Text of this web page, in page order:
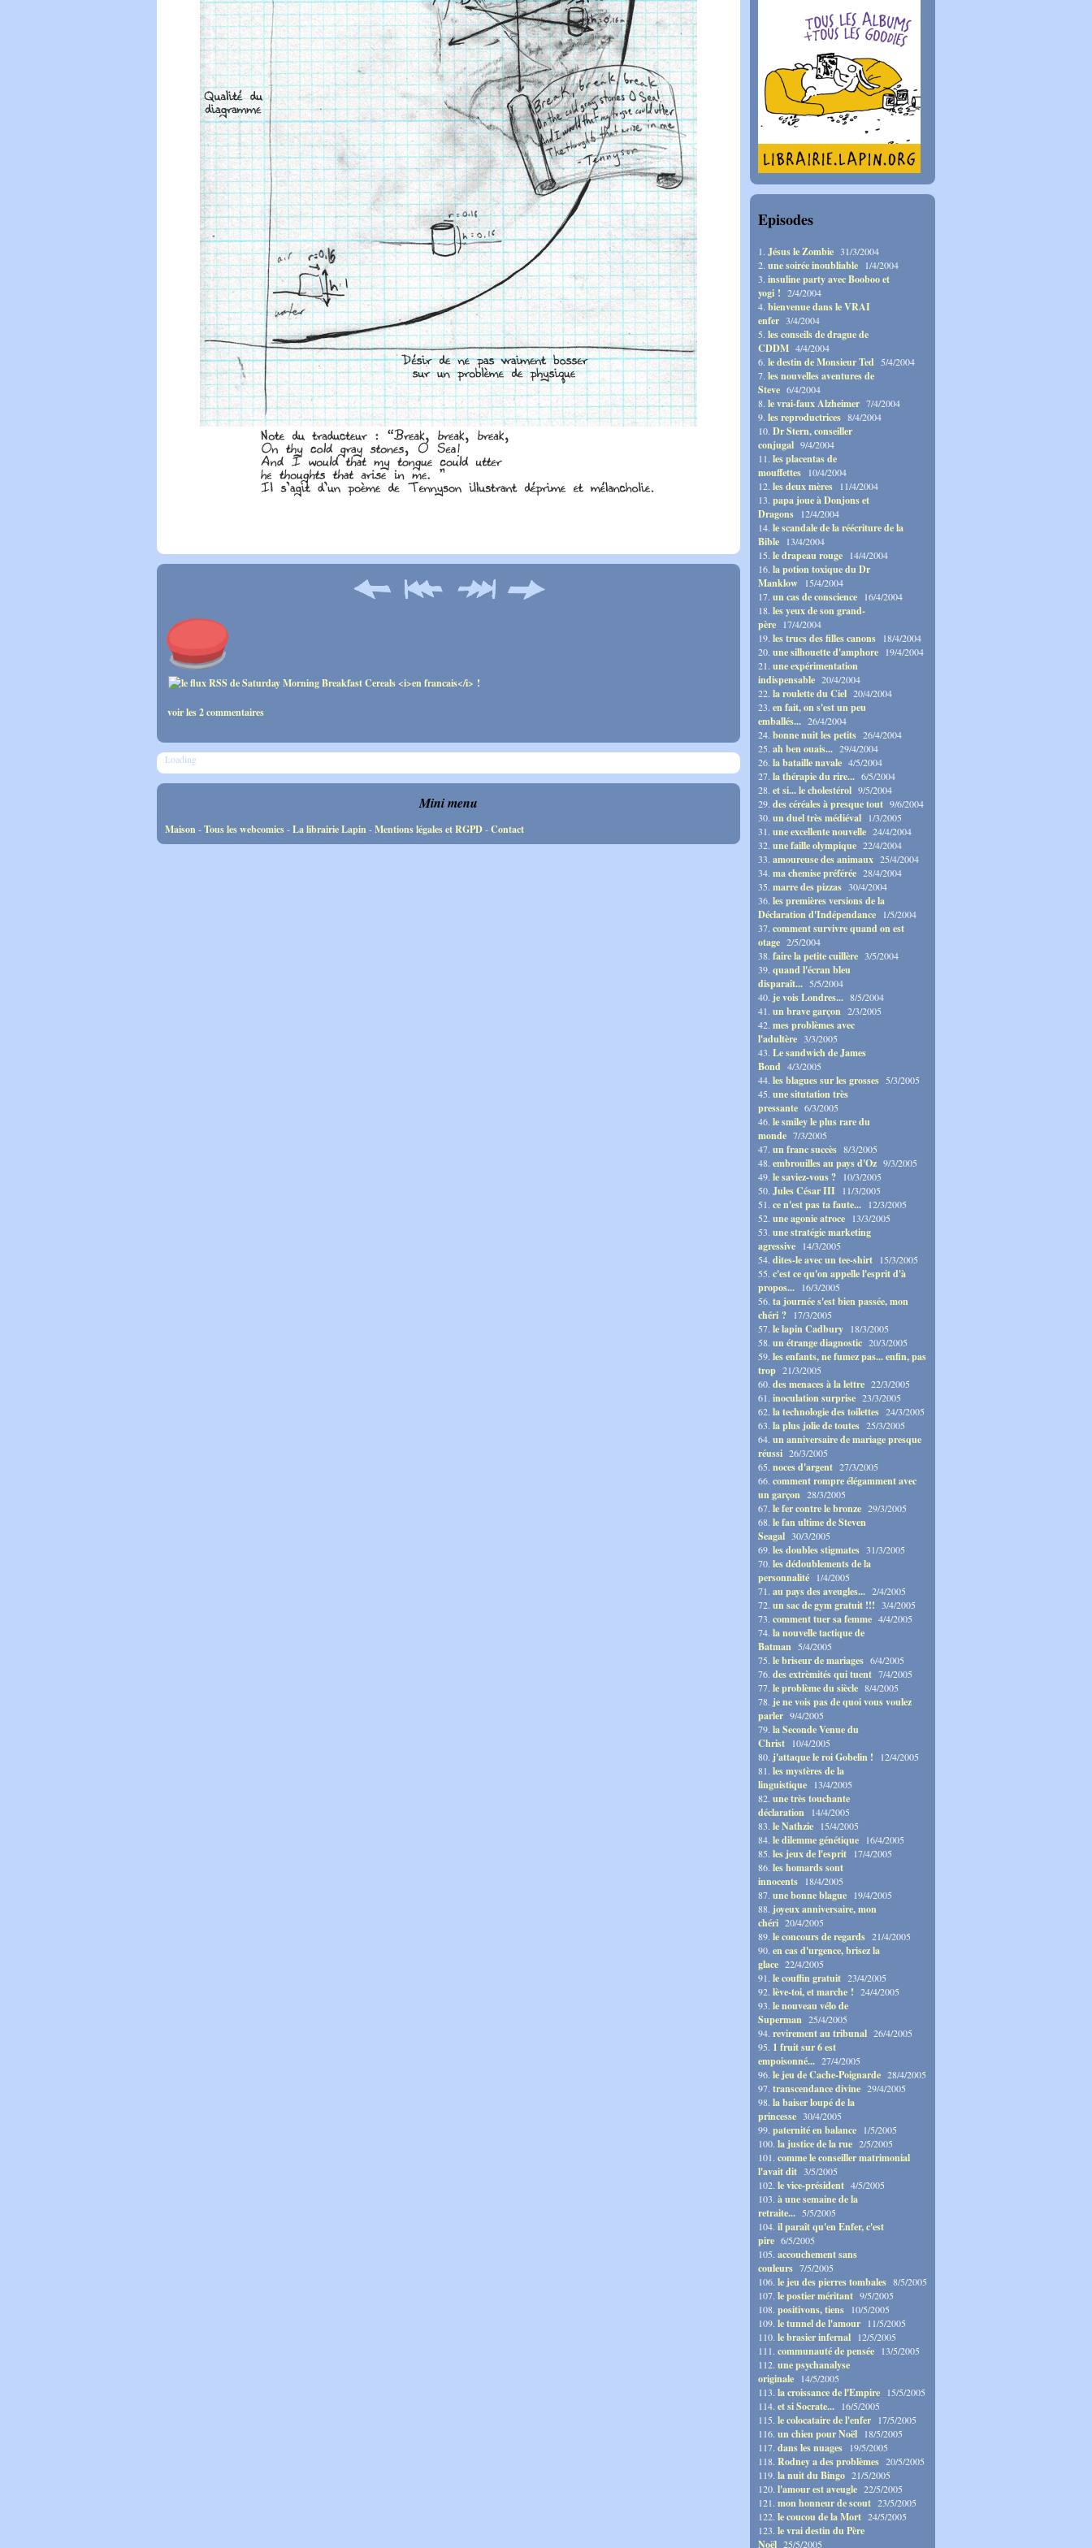
voir les 2 commentaires
Loading
Mini menu
Maison-Tous les webcomics-La librairie Lapin-Mentions légales et RGPD-Contact
Episodes
1. Jésus le Zombie 31/3/2004
2. une soirée inoubliable 1/4/2004
3. insuline party avec Booboo et
yogi ! 2/4/2004
4. bienvenue dans le VRAI
enfer 3/4/2004
5. les conseils de drague de
CDDM 4/4/2004
6. le destin de Monsieur Ted 5/4/2004
7. les nouvelles aventures de
Steve 6/4/2004
8. le vrai-faux Alzheimer 7/4/2004
9. les reproductrices 8/4/2004
10. Dr Stern, conseiller
conjugal 9/4/2004
11. les placentas de
mouffettes 10/4/2004
12. les deux mères 11/4/2004
13. papa joue à Donjons et
Dragons 12/4/2004
14. le scandale de la réécriture de la
Bible 13/4/2004
15. le drapeau rouge 14/4/2004
16. la potion toxique du Dr
Manklow 15/4/2004
17. un cas de conscience 16/4/2004
18. les yeux de son grand-
père 17/4/2004
19. les trucs des filles canons 18/4/2004
20. une silhouette d'amphore 19/4/2004
21. une expérimentation
indispensable 20/4/2004
22. la roulette du Ciel 20/4/2004
23. en fait, on s'est un peu
emballés... 26/4/2004
24. bonne nuit les petits 26/4/2004
25. ah ben ouais... 29/4/2004
26. la bataille navale 4/5/2004
27. la thérapie du rire... 6/5/2004
28. et si... le cholestérol 9/5/2004
29. des céréales à presque tout 9/6/2004
30. un duel très médiéval 1/3/2005
31. une excellente nouvelle 24/4/2004
32. une faille olympique 22/4/2004
33. amoureuse des animaux 25/4/2004
34. ma chemise préférée 28/4/2004
35. marre des pizzas 30/4/2004
36. les premières versions de la
Déclaration d'Indépendance 1/5/2004
37. comment survivre quand on est
otage 2/5/2004
38. faire la petite cuillère 3/5/2004
39. quand l'écran bleu
disparaît... 5/5/2004
40. je vois Londres... 8/5/2004
41. un brave garçon 2/3/2005
42. mes problèmes avec
l'adultère 3/3/2005
43. Le sandwich de James
Bond 4/3/2005
44. les blagues sur les grosses 5/3/2005
45. une situtation très
pressante 6/3/2005
46. le smiley le plus rare du
monde 7/3/2005
47. un franc succès 8/3/2005
48. embrouilles au pays d'Oz 9/3/2005
49. le saviez-vous ? 10/3/2005
50. Jules César III 11/3/2005
51. ce n'est pas ta faute... 12/3/2005
52. une agonie atroce 13/3/2005
53. une stratégie marketing
agressive 14/3/2005
54. dites-le avec un tee-shirt 15/3/2005
55. c'est ce qu'on appelle l'esprit d'à
propos... 16/3/2005
56. ta journée s'est bien passée, mon
chéri ? 17/3/2005
57. le lapin Cadbury 18/3/2005
58. un étrange diagnostic 20/3/2005
59. les enfants, ne fumez pas... enfin, pas
trop 21/3/2005
60. des menaces à la lettre 22/3/2005
61. inoculation surprise 23/3/2005
62. la technologie des toilettes 24/3/2005
63. la plus jolie de toutes 25/3/2005
64. un anniversaire de mariage presque
réussi 26/3/2005
65. noces d'argent 27/3/2005
66. comment rompre élégamment avec
un garçon 28/3/2005
67. le fer contre le bronze 29/3/2005
68. le fan ultime de Steven
Seagal 30/3/2005
69. les doubles stigmates 31/3/2005
70. les dédoublements de la
personnalité 1/4/2005
71. au pays des aveugles... 2/4/2005
72. un sac de gym gratuit !!! 3/4/2005
73. comment tuer sa femme 4/4/2005
74. la nouvelle tactique de
Batman 5/4/2005
75. le briseur de mariages 6/4/2005
76. des extrèmités qui tuent 7/4/2005
77. le problème du siècle 8/4/2005
78. je ne vois pas de quoi vous voulez
parler 9/4/2005
79. la Seconde Venue du
Christ 10/4/2005
80. j'attaque le roi Gobelin ! 12/4/2005
81. les mystères de la
linguistique 13/4/2005
82. une très touchante
déclaration 14/4/2005
83. le Nathzie 15/4/2005
84. le dilemme génétique 16/4/2005
85. les jeux de l'esprit 17/4/2005
86. les homards sont
innocents 18/4/2005
87. une bonne blague 19/4/2005
88. joyeux anniversaire, mon
chéri 20/4/2005
89. le concours de regards 21/4/2005
90. en cas d'urgence, brisez la
glace 22/4/2005
91. le couffin gratuit 23/4/2005
92. lève-toi, et marche ! 24/4/2005
93. le nouveau vélo de
Superman 25/4/2005
94. revirement au tribunal 26/4/2005
95. 1 fruit sur 6 est
empoisonné... 27/4/2005
96. le jeu de Cache-Poignarde 28/4/2005
97. transcendance divine 29/4/2005
98. la baiser loupé de la
princesse 30/4/2005
99. paternité en balance 1/5/2005
100. la justice de la rue 2/5/2005
101. comme le conseiller matrimonial
l'avait dit 3/5/2005
102. le vice-président 4/5/2005
103. à une semaine de la
retraite... 5/5/2005
104. il paraît qu'en Enfer, c'est
pire 6/5/2005
105. accouchement sans
couleurs 7/5/2005
106. le jeu des pierres tombales 8/5/2005
107. le postier méritant 9/5/2005
108. positivons, tiens 10/5/2005
109. le tunnel de l'amour 11/5/2005
110. le brasier infernal 12/5/2005
111. communauté de pensée 13/5/2005
112. une psychanalyse
originale 14/5/2005
113. la croissance de l'Empire 15/5/2005
114. et si Socrate... 16/5/2005
115. le colocataire de l'enfer 17/5/2005
116. un chien pour Noël 18/5/2005
117. dans les nuages 19/5/2005
118. Rodney a des problèmes 20/5/2005
119. la nuit du Bingo 21/5/2005
120. l'amour est aveugle 22/5/2005
121. mon honneur de scout 23/5/2005
122. le coucou de la Mort 24/5/2005
123. le vrai destin du Père
Noël 25/5/2005